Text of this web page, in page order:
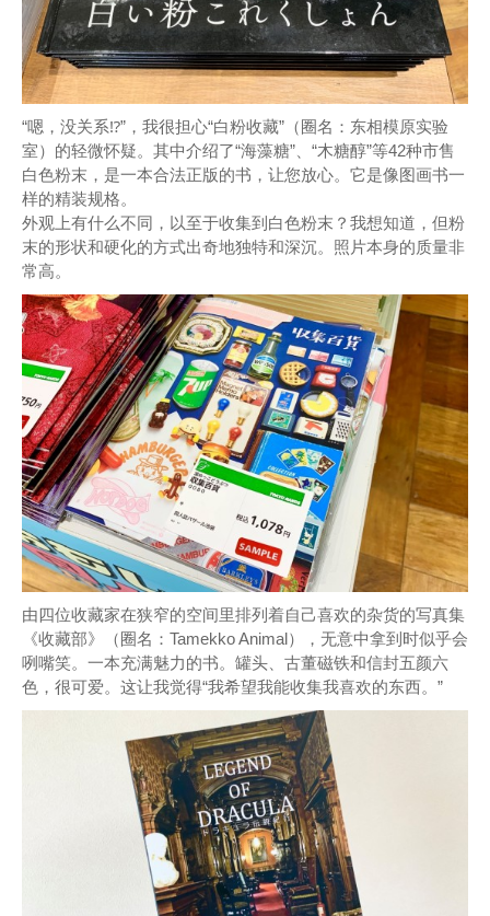
“嗯，没关系⁉”，我很担心“白粉收藏”（圈名：东相模原实验
室）的轻微怀疑。其中介绍了“海藻糖”、“木糖醇”等42种市售
白色粉末，是一本合法正版的书，让您放心。它是像图画书一
样的精装规格。
外观上有什么不同，以至于收集到白色粉末？我想知道，但粉
末的形状和硬化的方式出奇地独特和深沉。照片本身的质量非
常高。
由四位收藏家在狭窄的空间里排列着自己喜欢的杂货的写真集
《收藏部》（圈名：Tamekko Animal），无意中拿到时似乎会
咧嘴笑。一本充满魅力的书。罐头、古董磁铁和信封五颜六
色，很可爱。这让我觉得“我希望我能收集我喜欢的东西。”